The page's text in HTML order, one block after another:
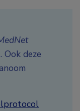
. Ook deze